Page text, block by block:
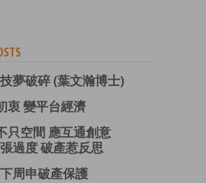
夢破碎 (葉文瀚博士)
衷 變平台經濟
只空間 應互通創意
過度 破產惹反思
周申破產保護